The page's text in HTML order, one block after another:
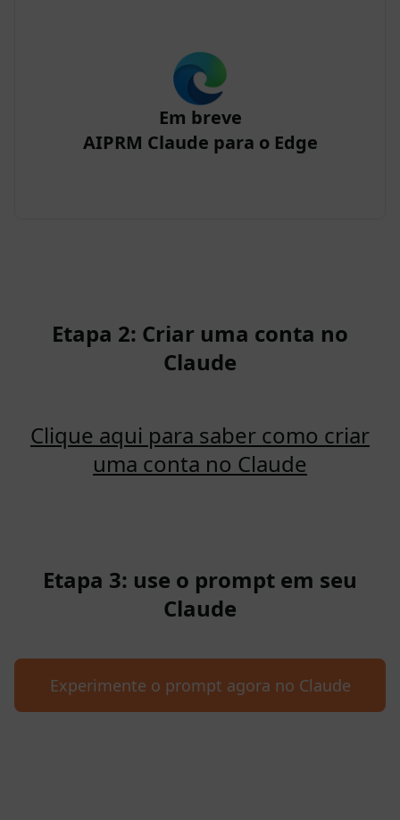
Em breve
AIPRM Claude para o Edge
Etapa 2: Criar uma conta no
Claude
Clique aqui para saber como criar
uma conta no Claude
Etapa 3: use o prompt em seu
Claude
Experimente o prompt agora no Claude